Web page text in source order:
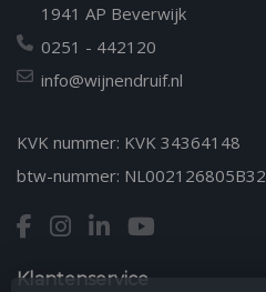
1941 AP Beverwijk
0251 - 442120
info@wijnendruif.nl
KVK nummer: KVK 34364148
btw-nummer: NL002126805B32
Klantenservice